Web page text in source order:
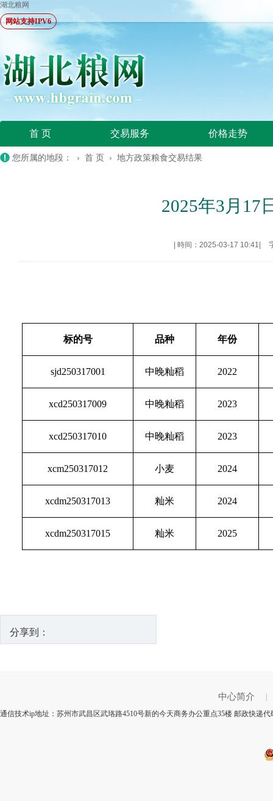
湖北粮网
网站支持IPV6
首 页 交易服务 价格走势
您所属的地段： › 首 页 › 地方政策粮食交易结果
2025年3月17
時间：2025-03-17 10:41
标的号 品种 年份
sjd250317001 中晚籼稻 2022
xcd250317009 中晚籼稻 2023
xcd250317010 中晚籼稻 2023
xcm250317012 小麦 2024
xcdm250317013 籼米 2024
xcdm250317015 籼米 2025
分享到：
中心简介
通信技术ip地址：苏州市武昌区武珞路4510号新的今天商务办公重点35楼 邮政快递